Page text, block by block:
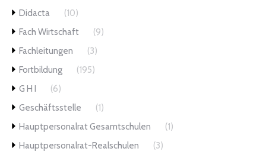
Didacta
(10)
Fach Wirtschaft
(9)
Fachleitungen
(3)
Fortbildung
(195)
G H I
(6)
Geschäftsstelle
(1)
Hauptpersonalrat Gesamtschulen
(1)
Hauptpersonalrat-Realschulen
(3)